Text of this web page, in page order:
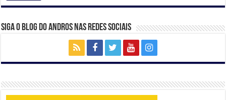
Siga o Blog do Andros nas Redes Sociais